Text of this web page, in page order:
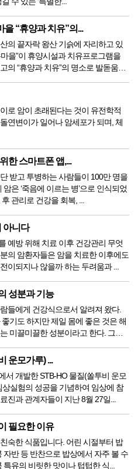
을 “휴양과 치유”의...
의 끝자락 왕산 기슭에 자리하고 있
을”이 휴양시설과 치유프로그램을
의 “휴양과 치유”의 명소로 발돋움한
로 암이 초래된다는 것이 유전학적
연변이가 일어나 암세포가 되며, 체
한 스마트폰 앱,...
받고 투병하는 사람들이 100만 명을
은 ‘죽음에 이르는 병’으로 인식되었
관리로 건강을 회복, ...
아니다
예방 위해 치료 이후 건강관리 무엇
의 암환자들은 암을 치료한 이후에도
이되지나 않을까 하는 두려움과 ...
성분과 기능
들에게 건강식으로서 알려져 왔다.
기도 하지만 제일 몸에 좋은 것은 해
미끌미끌한 성분이라고 한다. 그
운모가루) ...
서 개발한 STB-HO 물질(쏠투비 운모
상실험의 성공을 기념하여 임상에 참
진과 관계자들이 지난 8월 27일...
필요한 이유
숙한 식품입니다. 어린 시절부터 밥
자반 등 반찬으로 밥상에서 자주 볼 수
유의 비릿한 맛이나 텁텁한 식...